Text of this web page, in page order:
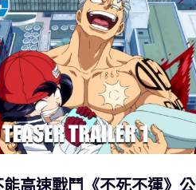
高速戰鬥《不死不運》公